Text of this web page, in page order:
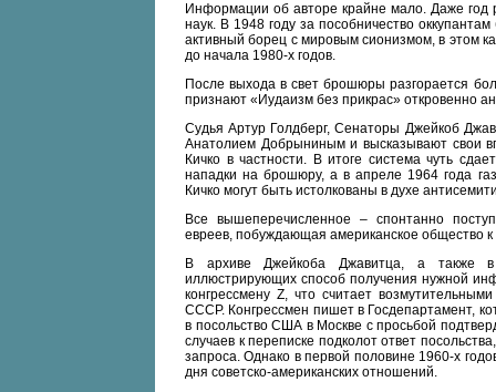
Информации об авторе крайне мало. Даже год
наук. В 1948 году за пособничество
активный борец с мировым сионизмом, в этом
до начала 1980-х годов.
После выхода в свет брошюры разгорается
признают «Иудаизм без прикрас» откровенно
Судья Артур Голдберг, Сенаторы Джейкоб
Анатолием Добрыниным и высказывают свои
Кичко в частности. В итоге система чуть
нападки на брошюру, а в апреле 1964 года
Кичко могут быть истолкованы в духе
Все вышеперечисленное – спонтанно
евреев, побуждающая американское общество к
В архиве Джейкоба Джавитца, а также в
иллюстрирующих способ получения нужной
конгрессмену Z, что считает
СССР. Конгрессмен пишет в Госдепартамент,
в посольство США в Москве с просьбой
случаев к переписке подколот ответ
запроса. Однако в первой половине 1960-х
дня советско-американских отношений.